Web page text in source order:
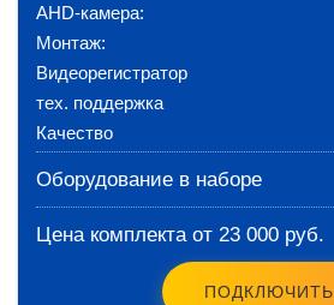
AHD-камера:
Монтаж:
Видеорегистратор
тех. поддержка
Качество
Оборудование в наборе
Цена комплекта от 23 000 руб.
ПОДКЛЮЧИТЬ